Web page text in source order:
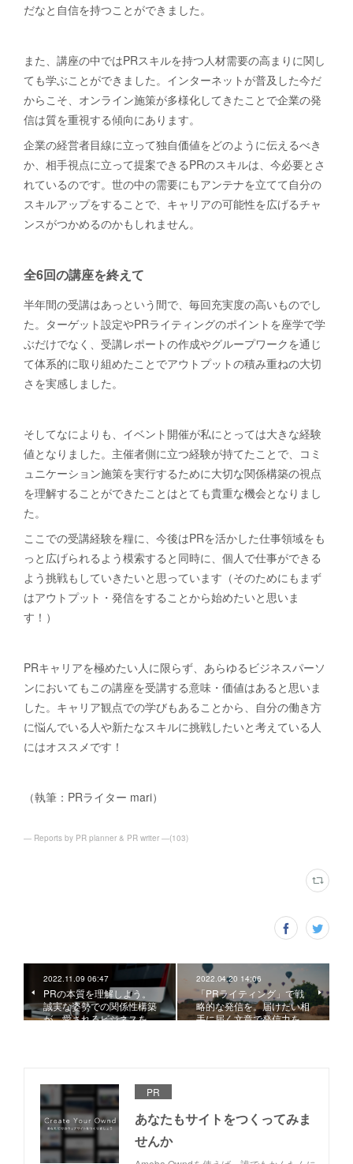
だなと自信を持つことができました。
また、講座の中ではPRスキルを持つ人材需要の高まりに関し
ても学ぶことができました。インターネットが普及した今だ
からこそ、オンライン施策が多様化してきたことで企業の発
信は質を重視する傾向にあります。
企業の経営者目線に立って独自価値をどのように伝えるべき
か、相手視点に立って提案できるPRのスキルは、今必要とさ
れているのです。世の中の需要にもアンテナを立てて自分の
スキルアップをすることで、キャリアの可能性を広げるチャ
ンスがつかめるのかもしれません。
全6回の講座を終えて
半年間の受講はあっという間で、毎回充実度の高いものでし
た。ターゲット設定やPRライティングのポイントを座学で学
ぶだけでなく、受講レポートの作成やグループワークを通じ
て体系的に取り組めたことでアウトプットの積み重ねの大切
さを実感しました。
そしてなによりも、イベント開催が私にとっては大きな経験
値となりました。主催者側に立つ経験が持てたことで、コミ
ュニケーション施策を実行するために大切な関係構築の視点
を理解することができたことはとても貴重な機会となりまし
た。
ここでの受講経験を糧に、今後はPRを活かした仕事領域をも
っと広げられるよう模索すると同時に、個人で仕事ができる
よう挑戦もしていきたいと思っています（そのためにもまず
はアウトプット・発信をすることから始めたいと思いま
す！）
PRキャリアを極めたい人に限らず、あらゆるビジネスパーソ
ンにおいてもこの講座を受講する意味・価値はあると思いま
した。キャリア観点での学びもあることから、自分の働き方
に悩んでいる人や新たなスキルに挑戦したいと考えている人
にはオススメです！
（執筆：PRライター mari）
― Reports by PR planner & PR writer ―(103)
2022.11.09 06:47
PRの本質を理解しよう。
誠実な姿勢での関係性構築
が、愛されるビジネスを…
2022.04.20 14:06
「PRライティング」で戦
略的な発信を。届けたい相
手に届く文章で発信力を…
PR
あなたもサイトをつくってみま
せんか